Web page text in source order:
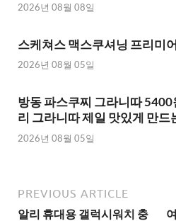
2026년 08월 08일
스케쳐스 맥스쿠셔닝 프리미
2026년 08월 05일
방동 파스쿠찌 그라니따
리 그라니따 제일 맛있게 만드
2026년 08월 05일
PREVIOUS ARTICLE
알리 휴대용 갤럭시워치 충